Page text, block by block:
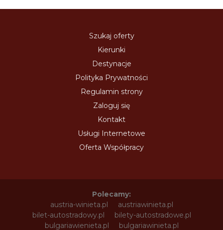
Szukaj oferty
Kierunki
Destynacje
Polityka Prywatności
Regulamin strony
Zaloguj się
Kontakt
Usługi Internetowe
Oferta Współpracy
Polecamy:
austria-winieta.pl
austriawinieta.pl
bilet-autostradowy.pl
bilety-autostradowe.pl
bulgariawienieta.pl
bulgariawinieta.pl